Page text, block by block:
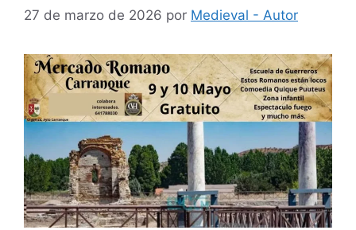
27 de marzo de 2026 por Medieval - Autor